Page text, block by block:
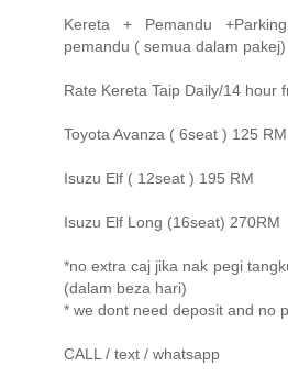
Kereta + Pemandu
pemandu ( semua dalam pakej)
Rate Kereta Taip Daily/14 hour
Toyota Avanza ( 6seat ) 125 RM
Isuzu Elf ( 12seat ) 195 RM
Isuzu Elf Long (16seat) 270RM
*no extra caj jika nak pegi
(dalam beza hari)
* we dont need deposit and no
CALL / text / whatsapp